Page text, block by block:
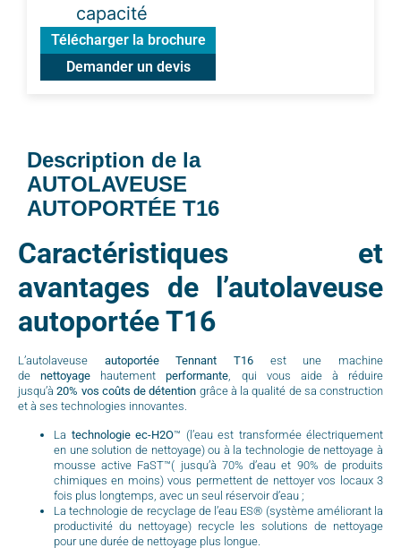
capacité
Télécharger la brochure
Demander un devis
Description de la
AUTOLAVEUSE
AUTOPORTÉE T16
Caractéristiques et
avantages de l’autolaveuse
autoportée T16
L’autolaveuse autoportée Tennant T16 est une machine
denettoyage hautementperformante, qui vous aide à réduire
jusqu’à20% vos coûts de détention grâce à la qualité de sa construction
et à ses technologies innovantes.
La technologie ec-H2O™ (l’eau est transformée électriquement
en une solution de nettoyage) ou à la technologie de nettoyage à
mousse active FaST™( jusqu’à 70% d’eau et 90% de produits
chimiques en moins) vous permettent de nettoyer vos locaux 3
fois plus longtemps, avec un seul réservoir d’eau ;
La technologie de recyclage de l’eau ES® (système améliorant la
productivité du nettoyage) recycle les solutions de nettoyage
pour une durée de nettoyage plus longue.